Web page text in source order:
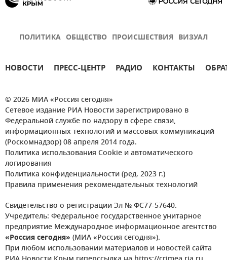
ПОЛИТИКА ОБЩЕСТВО ПРОИСШЕСТВИЯ ВИЗУАЛ
НОВОСТИ ПРЕСС-ЦЕНТР РАДИО КОНТАКТЫ
© 2026 МИА «Россия сегодня»
Сетевое издание РИА Новости зарегистрировано в
Федеральной службе по надзору в сфере связи,
информационных технологий и массовых коммуникаций
(Роскомнадзор) 08 апреля 2014 года.
Политика использования Cookie и автоматического
логирования
Политика конфиденциальности (ред. 2023 г.)
Правила применения рекомендательных технологий
Свидетельство о регистрации Эл № ФС77-57640.
Учредитель: Федеральное государственное унитарное
предприятие Международное информационное агентство
«Россия сегодня» (МИА «Россия сегодня»).
При любом использовании материалов и новостей сайта